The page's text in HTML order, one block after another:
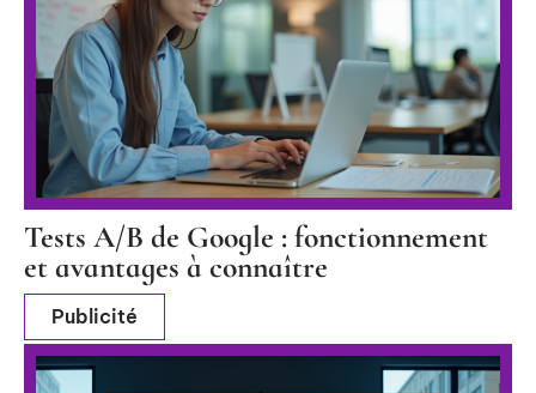
Tests A/B de Google : fonctionnement
et avantages à connaître
Publicité